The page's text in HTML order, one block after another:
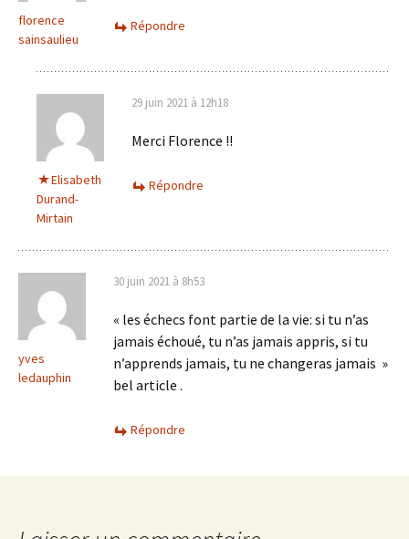
florence
sainsaulieu
Répondre
Elisabeth
Durand-
Mirtain
29 juin 2021 à 12h18
Merci Florence !!
Répondre
yves
ledauphin
30 juin 2021 à 8h53
« les échecs font partie de la vie: si tu n’as
jamais échoué, tu n’as jamais appris, si tu
n’apprends jamais, tu ne changeras jamais »
bel article .
Répondre